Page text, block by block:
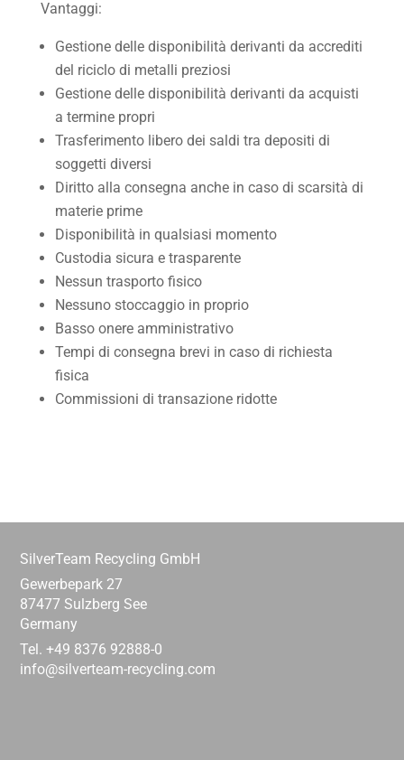
Vantaggi:
Gestione delle disponibilità derivanti da accrediti
del riciclo di metalli preziosi
Gestione delle disponibilità derivanti da acquisti
a termine propri
Trasferimento libero dei saldi tra depositi di
soggetti diversi
Diritto alla consegna anche in caso di scarsità di
materie prime
Disponibilità in qualsiasi momento
Custodia sicura e trasparente
Nessun trasporto fisico
Nessuno stoccaggio in proprio
Basso onere amministrativo
Tempi di consegna brevi in caso di richiesta
fisica
Commissioni di transazione ridotte
SilverTeam Recycling GmbH
Gewerbepark 27
87477 Sulzberg See
Germany
Tel. +49 8376 92888-0
info@silverteam-recycling.com